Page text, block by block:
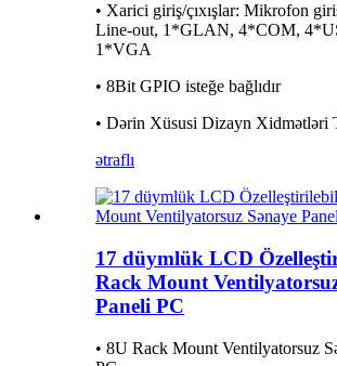
• Xarici giriş/çıxışlar: Mikrofon
Line-out, 1*GLAN, 4*COM,
1*VGA
• 8Bit GPIO isteğe bağlıdır
• Dərin Xüsusi Dizayn Xidmətləri
ətraflı
17 düymlük LCD
Rack Mount
Paneli PC
• 8U Rack Mount Ventilyatorsuz